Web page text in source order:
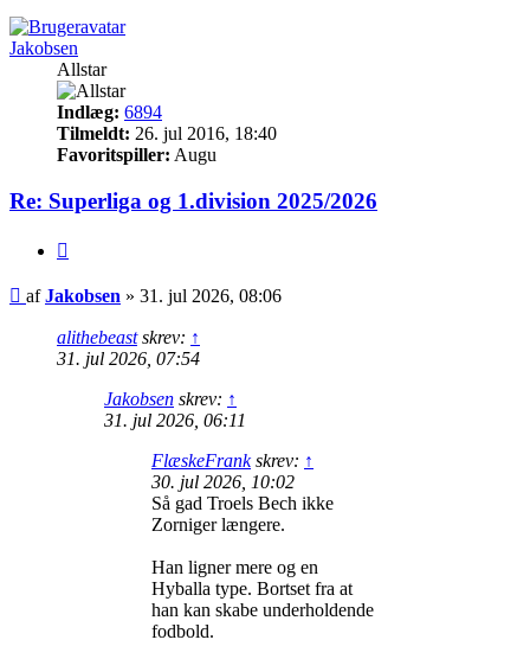
Jakobsen
Allstar
Indlæg: 6894
Tilmeldt: 26. jul 2016, 18:40
Favoritspiller: Augu
Re: Superliga og 1.division 2025/2026
Indlæg
afJakobsen » 31. jul 2026, 08:06
alithebeastskrev: ↑
31. jul 2026, 07:54
Jakobsen skrev: ↑
31. jul 2026, 06:11
FlæskeFrankskrev: ↑
30. jul 2026, 10:02
Så gad Troels Bech ikke
Zorniger længere.
Han ligner mere og en
Hyballa type. Bortset fra at
han kan skabe underholdende
fodbold.